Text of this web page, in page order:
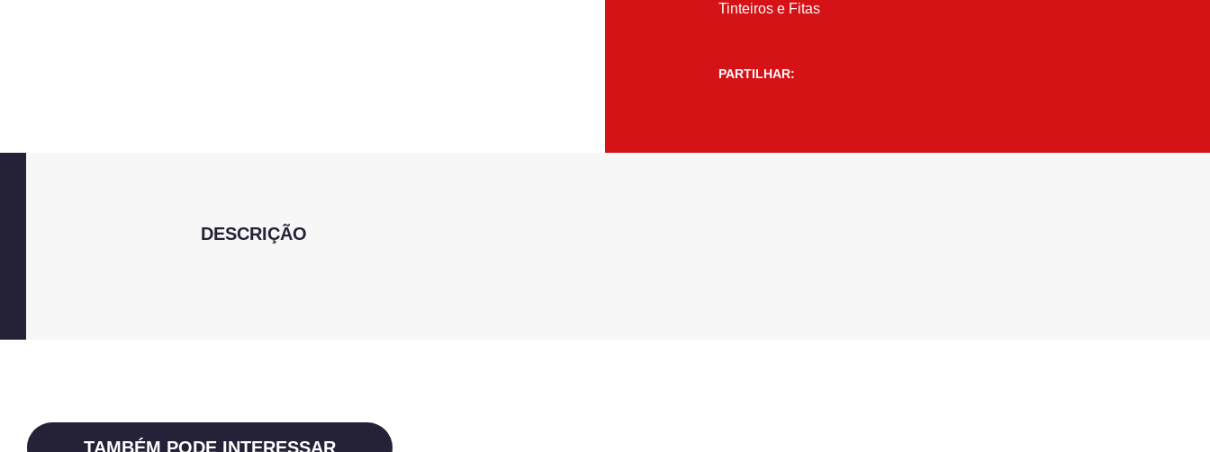
Tinteiros e Fitas
PARTILHAR:
DESCRIÇÃO
TAMBÉM PODE INTERESSAR